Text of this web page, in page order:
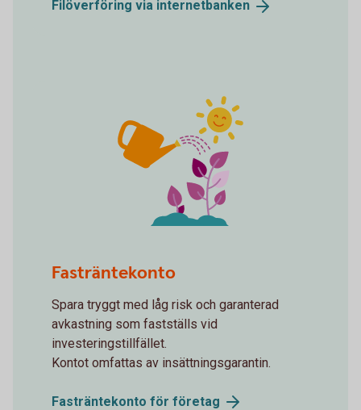
Filöverföring via internetbanken
Fasträntekonto
Spara tryggt med låg risk och garanterad
avkastning som fastställs vid
investeringstillfället.
Kontot omfattas av insättningsgarantin.
Fasträntekonto för företag